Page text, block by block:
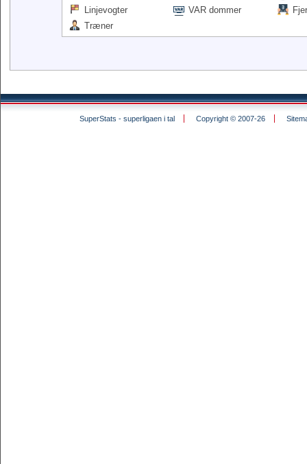
Linjevogter
VAR dommer
Træner
SuperStats - superligaen i tal Copyright © 2007-26